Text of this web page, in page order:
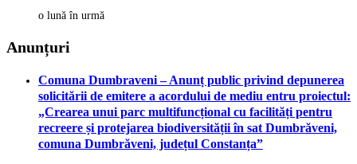
o lună în urmă
Anunțuri
Comuna Dumbraveni – Anunț public privind depunerea
solicitării de emitere a acordului de mediu entru proiectul:
„Crearea unui parc multifuncțional cu facilități pentru
recreere și protejarea biodiversității în sat Dumbrăveni,
comuna Dumbrăveni, județul Constanța”